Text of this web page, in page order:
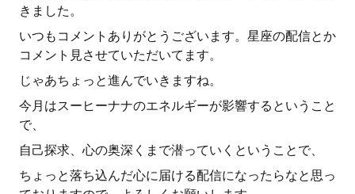
きました。
いつもコメントありがとうございます。星座の配信とか
コメント見させていただいてます。
じゃあちょっと進んでいきますね。
今月はスーヒーナナのエネルギーが影響するということ
で、
自己探求、心の奥深くまで潜っていくということで、
ちょっと落ち込んだ心に届ける配信になったらなと思っ